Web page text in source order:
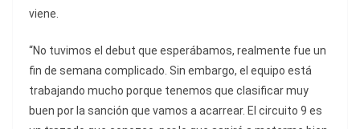
viene.
“No tuvimos el debut que esperábamos, realmente fue un
fin de semana complicado. Sin embargo, el equipo está
trabajando mucho porque tenemos que clasificar muy
buen por la sanción que vamos a acarrear. El circuito 9 es